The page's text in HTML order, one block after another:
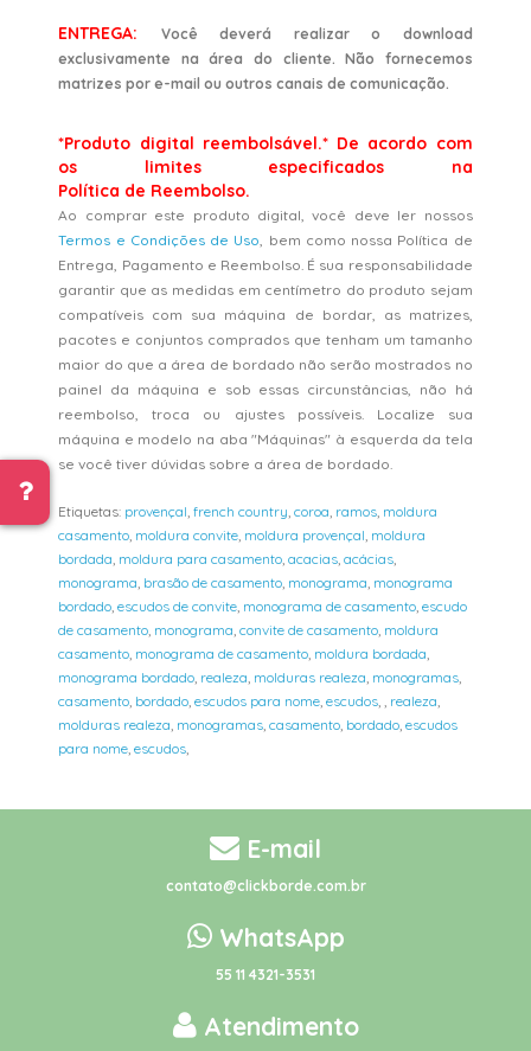
ENTREGA:
Você deverá realizar o download
exclusivamente na área do cliente. Não fornecemos
matrizes por e-mail ou outros canais de comunicação.
*Produto digital reembolsável.* De acordo com
os limites especificados na
Política de Reembolso.
Ao comprar este produto digital, você deve ler nossos
Termos e Condições de Uso, bem como nossa Política de
Entrega, Pagamento e Reembolso. É sua responsabilidade
garantir que as medidas em centímetro do produto sejam
compatíveis com sua máquina de bordar, as matrizes,
pacotes e conjuntos comprados que tenham um tamanho
maior do que a área de bordado não serão mostrados no
painel da máquina e sob essas circunstâncias, não há
reembolso, troca ou ajustes possíveis. Localize sua
máquina e modelo na aba "Máquinas" à esquerda da tela
se você tiver dúvidas sobre a área de bordado.
Etiquetas: provençal,french country,coroa, ramos, moldura
casamento, moldura convite, moldura provençal, moldura
bordada, moldura para casamento,acacias,acácias,
monograma, brasão de casamento, monograma, monograma
bordado,escudos de convite, monograma de casamento,escudo
de casamento, monograma,convite de casamento, moldura
casamento, monograma de casamento, moldura bordada,
monograma bordado, realeza, molduras realeza, monogramas,
casamento, bordado,escudos para nome,escudos,, realeza,
molduras realeza, monogramas,casamento, bordado,escudos
para nome,escudos,
E-mail
contato@clickborde.com.br
WhatsApp
55 11 4321-3531
Atendimento